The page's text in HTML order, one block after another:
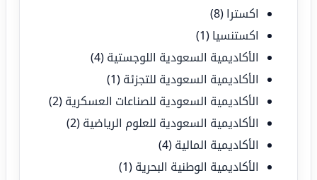
اكسترا (8)
اكستنسيا (1)
الأكاديمية السعودية اللوجستية (4)
الأكاديمية السعودية للتجزئة (1)
الأكاديمية السعودية للصناعات العسكرية (2)
الأكاديمية السعودية للعلوم الرياضية (2)
الأكاديمية المالية (4)
الأكاديمية الوطنية البحرية (1)